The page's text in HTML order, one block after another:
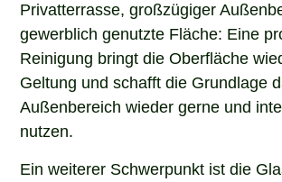
Privatterrasse, großzügiger
gewerblich genutzte Fläche: Eine
Reinigung bringt die Oberfläche
Geltung und schafft die Grundlage
Außenbereich wieder gerne und
nutzen.
Ein weiterer Schwerpunkt ist die